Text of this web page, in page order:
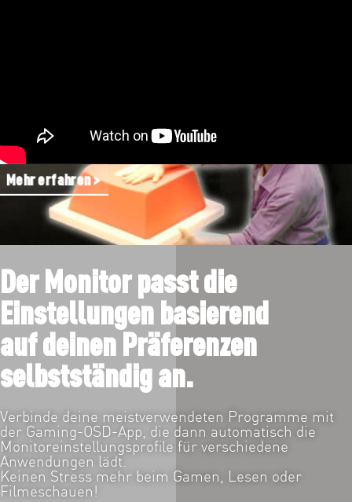
Mehr erfahren >
Der Monitor passt die
Einstellungen basierend
auf deinen Präferenzen
selbstständig an.
Verbinde deine meistverwendeten Programme mit
der Gaming-OSD-App, die dann automatisch die
Monitoreinstellungsprofile für verschiedene
Anwendungen lädt.
Keinen Stress mehr beim Gamen, Lesen oder
Filmeschauen!